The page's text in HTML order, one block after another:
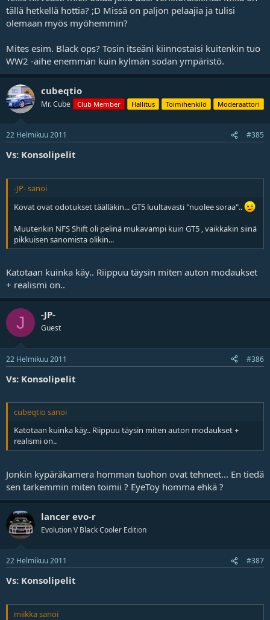
tällä hetkellä hottia? ;D Missä on paljon pelaajia ja tulisi
olemaan myös myöhemmin?
Mites esim. Black ops? Tosin itseäni kiinnostaisi kuitenkin tuo
WW2 -aihe enemmän kuin kylmän sodan ympäristö.
cubeqtio
Mr. Cube Club Member Hallitus Toimihenkilö Moderaattori
22 Helmikuu 2011 #385
Vs: Konsolipelit
-JP- sanoi
Kovat ovat odotukset täälläkin... GT5 luultavasti "nuolee soraa"..
Muutenkin NFS Shift oli pelinä mukavampi kuin GT5 , vaikkakin siinä
pikkuisen sanomista olikin...
Katotaan kuinka käy.. Riippuu täysin miten auton modaukset
+ realismi on..
J -JP-
Guest
22 Helmikuu 2011 #386
Vs: Konsolipelit
cubeqtio sanoi
Katotaan kuinka käy.. Riippuu täysin miten auton modaukset +
realismi on..
Jonkin kypäräkamera homman tuohon ovat tehneet... En tiedä
sen tarkemmin miten toimii ? EyeToy homma ehkä ?
lancer evo-r
Evolution V Black Cooler Edition
22 Helmikuu 2011 #387
Vs: Konsolipelit
miikka sanoi